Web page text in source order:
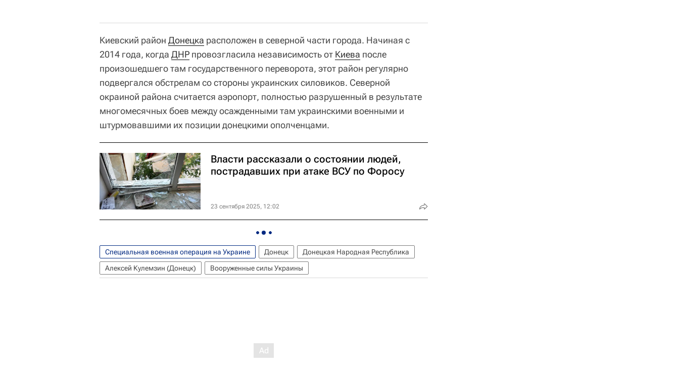
Киевский район Донецка расположен в северной части города. Начиная с
2014 года, когда ДНР провозгласила независимость от Киева после
произошедшего там государственного переворота, этот район регулярно
подвергался обстрелам со стороны украинских силовиков. Северной
окраиной района считается аэропорт, полностью разрушенный в результате
многомесячных боев между осажденными там украинскими военными и
штурмовавшими их позиции донецкими ополченцами.
Власти рассказали о состоянии людей,
пострадавших при атаке ВСУ по Форосу
23 сентября 2025, 12:02
Специальная военная операция на Украине Донецк
Донецкая Народная Республика
Алексей Кулемзин (Донецк)
Вооруженные силы Украины